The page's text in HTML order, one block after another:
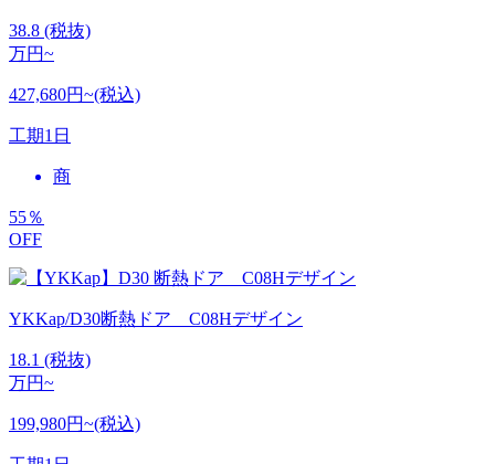
38.8 (税抜)
万円~
427,680円~(税込)
工期1日
商
55％
OFF
YKKap/D30断熱ドア C08Hデザイン
18.1 (税抜)
万円~
199,980円~(税込)